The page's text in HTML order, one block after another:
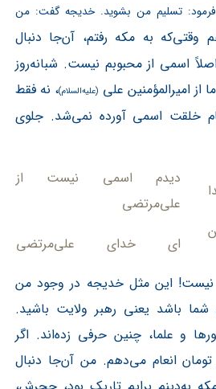
تسلیم من بشوید. خدیجه گفت: من
به مکه رفتم، آن‌جا دنبال
اسمی از محبوبم نیست. شبانه‌روز
از امیرالمؤمنین علی (علیه‌السلام)، نه فقط
خلقت اسمی آورده نمی‌شد. جلوی
دیدم اسمی نیست از
علی‌مرتضی
ای خدای علی‌مرتضی
این مثل خدیجه در وجود من
باشد یعنی رهبر ولایت باشید.
و علما، چنین حرفی زده‌اند. اگر
انعام می‌دهم. من آن‌جا دنبال